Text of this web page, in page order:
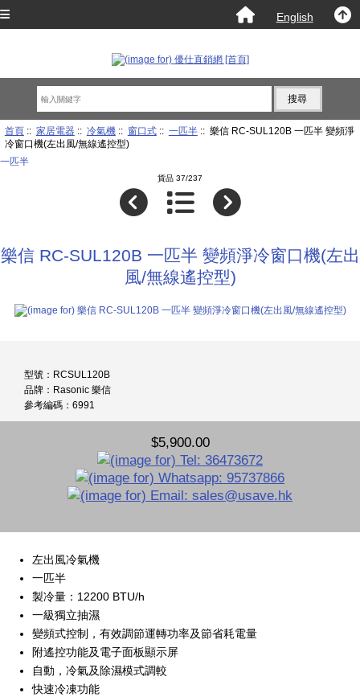
English
首頁:: 家居電器:: 冷氣機:: 窗口式:: 一匹半:: 樂信 RC-SUL120B 一匹半 變頻淨
冷窗口機(左出風/無線遙控型)
一匹半
貨品 37/237
樂信 RC-SUL120B 一匹半 變頻淨冷窗口機(左出
風/無線遙控型)
型號：RCSUL120B
品牌：Rasonic 樂信
參考編碼：6991
$5,900.00
左出風冷氣機
一匹半
製冷量：12200 BTU/h
一級獨立抽濕
變頻式控制，有效調節運轉功率及節省耗電量
附遙控功能及電子面板顯示屏
自動，冷氣及除濕模式調較
快速冷凍功能